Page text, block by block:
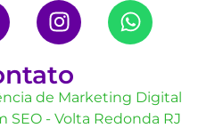
de Marketing Digital
SEO - Volta Redonda RJ